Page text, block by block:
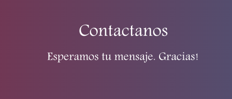
Contactanos
Esperamos tu mensaje. Gracias!